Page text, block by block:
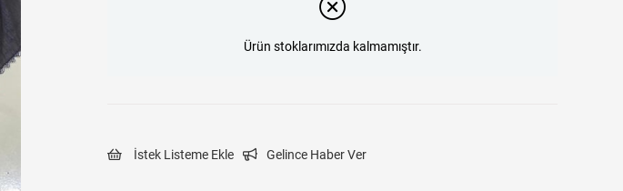
Ürün stoklarımızda kalmamıştır.
İstek Listeme Ekle Gelince Haber Ver